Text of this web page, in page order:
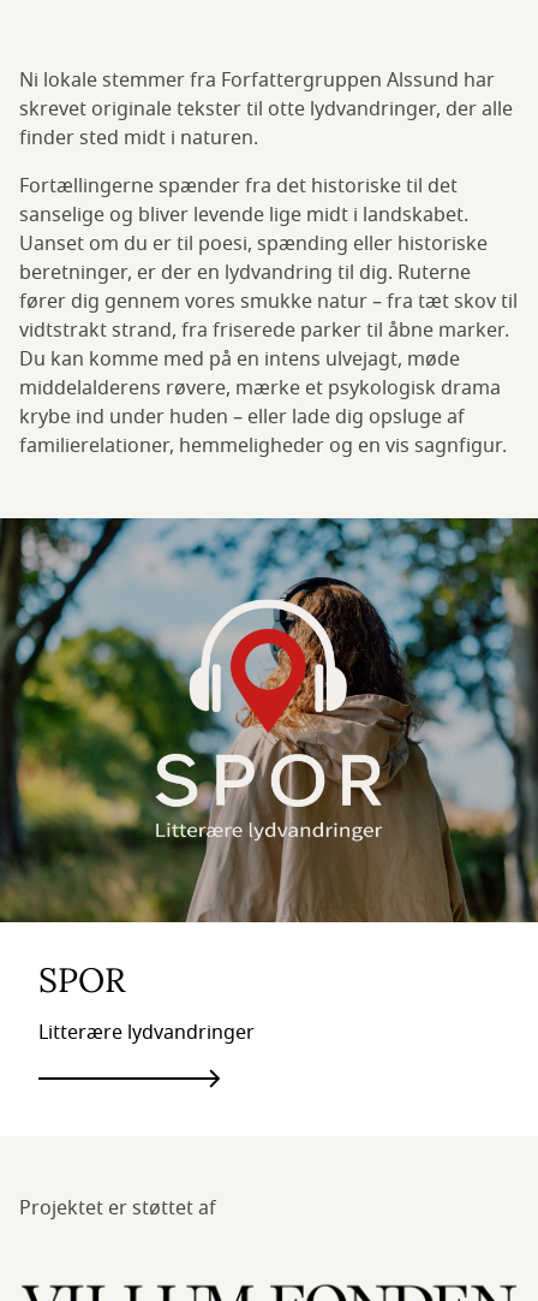
Ni lokale stemmer fra Forfattergruppen Alssund har
skrevet originale tekster til otte lydvandringer, der alle
finder sted midt i naturen.
Fortællingerne spænder fra det historiske til det
sanselige og bliver levende lige midt i landskabet.
Uanset om du er til poesi, spænding eller historiske
beretninger, er der en lydvandring til dig. Ruterne
fører dig gennem vores smukke natur – fra tæt skov til
vidtstrakt strand, fra friserede parker til åbne marker.
Du kan komme med på en intens ulvejagt, møde
middelalderens røvere, mærke et psykologisk drama
krybe ind under huden – eller lade dig opsluge af
familierelationer, hemmeligheder og en vis sagnfigur.
SPOR
Litterære lydvandringer
Projektet er støttet af